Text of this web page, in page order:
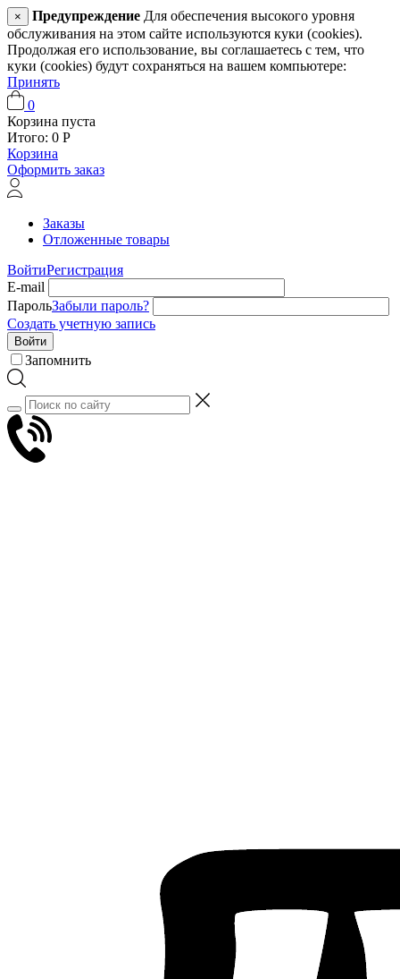
× Предупреждение Для обеспечения высокого уровня
обслуживания на этом сайте используются куки (cookies).
Продолжая его использование, вы соглашаетесь с тем, что
куки (cookies) будут сохраняться на вашем компьютере:
Принять
0
Корзина пуста
Итого: 0 Р
Корзина
Оформить заказ
Заказы
Отложенные товары
ВойтиРегистрация
E-mail
ПарольЗабыли пароль?
Создать учетную запись
Войти
Запомнить